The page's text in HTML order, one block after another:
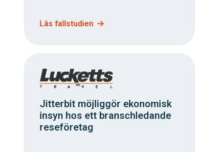
Läs fallstudien
Jitterbit möjliggör ekonomisk
insyn hos ett branschledande
reseföretag